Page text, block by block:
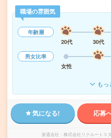
職場の雰囲気
年齢層
20代
30代
男女比率
女性
もっ
気になる! 応募
派遣会社 株式会社リクルートス